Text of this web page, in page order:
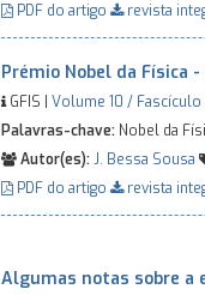
PDF do artigo
revista
Prémio Nobel da Física -
GFIS | Volume 10 / Fascículo
Palavras-chave:Nobel da
Autor(es): J. Bessa Sousa
PDF do artigo
revista
Algumas notas sobre a